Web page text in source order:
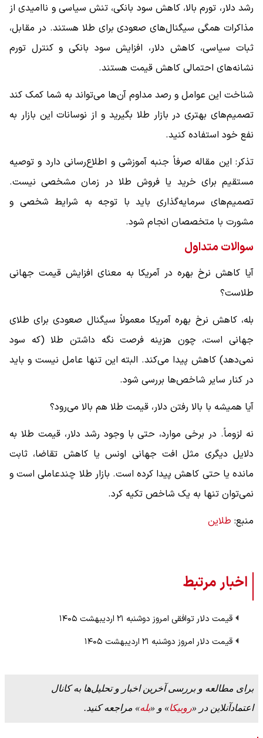
رشد دلار، تورم بالا، کاهش سود بانکی، تنش سیاسی و ناامیدی از
مذاکرات همگی سیگنال‌های صعودی برای طلا هستند. در مقابل،
ثبات سیاسی، کاهش دلار، افزایش سود بانکی و کنترل تورم
نشانه‌های احتمالی کاهش قیمت هستند.
شناخت این عوامل و رصد مداوم آن‌ها می‌تواند به شما کمک کند
تصمیم‌های بهتری در بازار طلا بگیرید و از نوسانات این بازار به
نفع خود استفاده کنید.
تذکر: این مقاله صرفاً جنبه آموزشی و اطلاع‌رسانی دارد و توصیه
مستقیم برای خرید یا فروش طلا در زمان مشخصی نیست.
تصمیم‌های سرمایه‌گذاری باید با توجه به شرایط شخصی و
مشورت با متخصصان انجام شود.
سوالات متداول
آیا کاهش نرخ بهره در آمریکا به معنای افزایش قیمت جهانی
طلاست؟
بله، کاهش نرخ بهره آمریکا معمولاً سیگنال صعودی برای طلای
جهانی است، چون هزینه فرصت نگه داشتن طلا (که سود
نمی‌دهد) کاهش پیدا می‌کند. البته این تنها عامل نیست و باید
در کنار سایر شاخص‌ها بررسی شود.
آیا همیشه با بالا رفتن دلار، قیمت طلا هم بالا می‌رود؟
نه لزوماً. در برخی موارد، حتی با وجود رشد دلار، قیمت طلا به
دلایل دیگری مثل افت جهانی اونس یا کاهش تقاضا، ثابت
مانده یا حتی کاهش پیدا کرده است. بازار طلا چندعاملی است و
نمی‌توان تنها به یک شاخص تکیه کرد.
منبع: طلاین
اخبار مرتبط
قیمت دلار توافقی امروز دوشنبه ۲۱ اردیبهشت ۱۴۰۵
قیمت دلار امروز دوشنبه ۲۱ اردیبهشت ۱۴۰۵
برای مطالعه و بررسی آخرین اخبار و تحلیل‌ها به کانال
اعتمادآنلاین در «روبیکا» و «بله» مراجعه کنید.